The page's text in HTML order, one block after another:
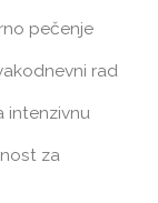
pečenje
rad
intenzivnu
za